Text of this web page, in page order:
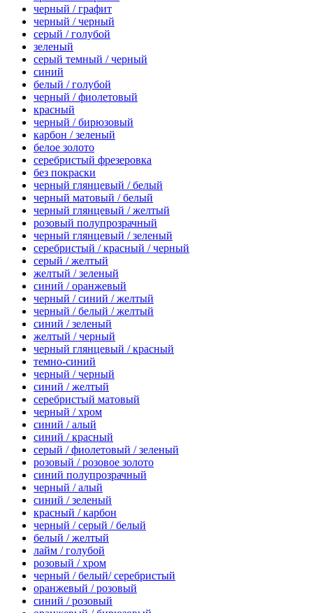
черный / графит
черный / черный
серый / голубой
зеленый
серый темный / черный
синий
белый / голубой
черный / фиолетовый
красный
черный / бирюзовый
карбон / зеленый
белое золото
серебристый фрезеровка
без покраски
черный глянцевый / белый
черный матовый / белый
черный глянцевый / желтый
розовый полупрозрачный
черный глянцевый / зеленый
серебристый / красный / черный
серый / желтый
желтый / зеленый
синий / оранжевый
черный / синий / желтый
черный / белый / желтый
синий / зеленый
желтый / черный
черный глянцевый / красный
темно-синий
черный / черный
синий / желтый
серебристый матовый
черный / хром
синий / алый
синий / красный
серый / фиолетовый / зеленый
розовый / розовое золото
синий полупрозрачный
черный / алый
синий / зеленый
красный / карбон
черный / серый / белый
белый / желтый
лайм / голубой
розовый / хром
черный / белый/ серебристый
оранжевый / розовый
синий / розовый